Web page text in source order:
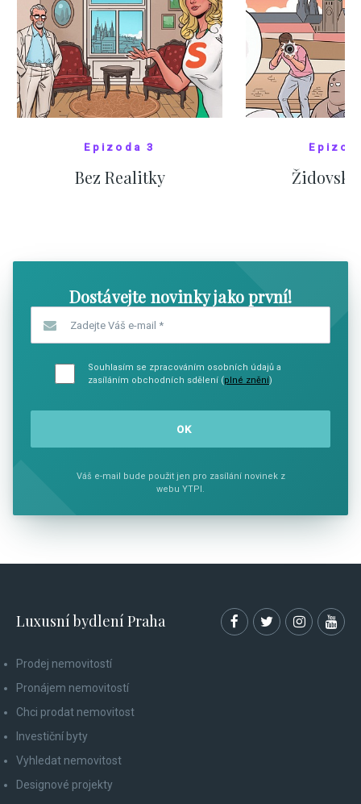
Epizoda 3
Bez Realitky
Dostávejte novinky jako první!
Souhlasím se zpracováním osobních údajů a
zasíláním obchodních sdělení (plné znění)
Váš e-mail bude použit jen pro zasílání novinek z
webu YTPI.
Luxusní bydlení Praha
Prodej nemovitostí
Pronájem nemovitostí
Chci prodat nemovitost
Investiční byty
Vyhledat nemovitost
Designové projekty